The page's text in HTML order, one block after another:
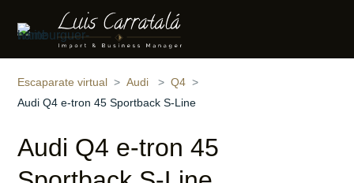
‹ ›
Compartir
Escaparate virtual Audi
Q4
Audi Q4 e-tron 45 Sportback S-Line
Audi Q4 e-tron 45